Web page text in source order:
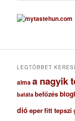
c
h
u
LEGTÖBBET
almaa nagyik
batáta befőzés
dió eperfitt tepszi